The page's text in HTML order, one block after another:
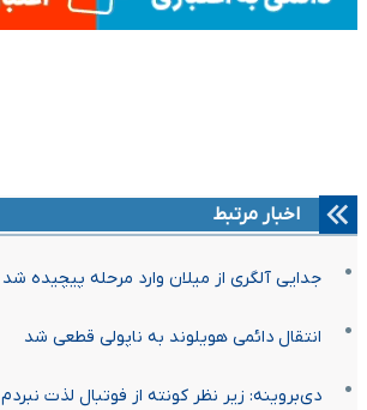
اخبار مرتبط
جدایی آلگری از میلان وارد مرحله پیچیده شد
انتقال دائمی هویلوند به ناپولی قطعی شد
دی‌بروینه: زیر نظر کونته از فوتبال لذت نبردم